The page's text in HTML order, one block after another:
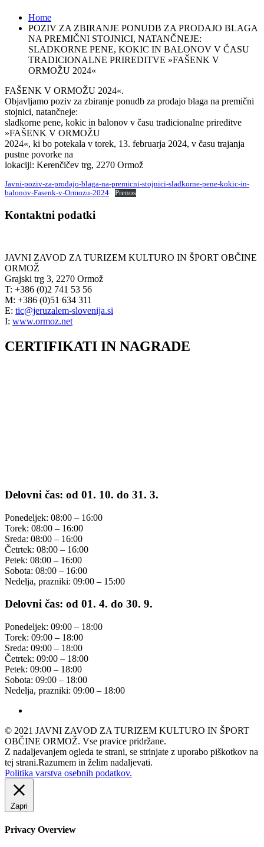
Home
POZIV ZA ZBIRANJE PONUDB ZA PRODAJO BLAGA
NA PREMIČNI STOJNICI, NATANČNEJE:
SLADKORNE PENE, KOKIC IN BALONOV V ČASU
TRADICIONALNE PRIREDITVE »FAŠENK V
ORMOŽU 2024«
FAŠENK V ORMOŽU 2024«.
Objavljamo poziv za zbiranje ponudb za prodajo blaga na premični
stojnici, natančneje:
sladkorne pene, kokic in balonov v času tradicionalne prireditve
»FAŠENK V ORMOŽU
2024«, ki bo potekala v torek, 13. februarja 2024, v času trajanja
pustne povorke na
lokaciji: Kerenčičev trg, 2270 Ormož
Javni-poziv-za-prodajo-blaga-na-premicni-stojnici-sladkorne-pene-kokic-in-
balonov-Fasenk-v-Ormozu-2024
Prenos
Kontaktni podatki
JAVNI ZAVOD ZA TURIZEM KULTURO IN ŠPORT OBČINE
ORMOŽ
Grajski trg 3, 2270 Ormož
T: +386 (0)2 741 53 56
M: +386 (0)51 634 311
E: tic@jeruzalem-slovenija.si
I: www.ormoz.net
CERTIFIKATI IN NAGRADE
Delovni čas: od 01. 10. do 31. 3.
Ponedeljek: 08:00 – 16:00
Torek: 08:00 – 16:00
Sreda: 08:00 – 16:00
Četrtek: 08:00 – 16:00
Petek: 08:00 – 16:00
Sobota: 08:00 – 16:00
Nedelja, prazniki: 09:00 – 15:00
Delovni čas: od 01. 4. do 30. 9.
Ponedeljek: 09:00 – 18:00
Torek: 09:00 – 18:00
Sreda: 09:00 – 18:00
Četrtek: 09:00 – 18:00
Petek: 09:00 – 18:00
Sobota: 09:00 – 18:00
Nedelja, prazniki: 09:00 – 18:00
© 2021 JAVNI ZAVOD ZA TURIZEM KULTURO IN ŠPORT
OBČINE ORMOŽ. Vse pravice pridržane.
Z nadaljevanjem ogleda te strani, se strinjate z uporabo piškotkov na
tej strani.Razumem in želim nadaljevati.
Politika varstva osebnih podatkov.
Zapri
Privacy Overview